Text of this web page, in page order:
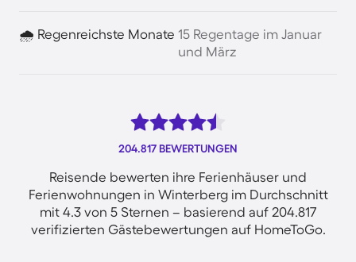
🌧️ Regenreichste Monate 15 Regentage im Januar
und März
204.817 BEWERTUNGEN
Reisende bewerten ihre Ferienhäuser und
Ferienwohnungen in Winterberg im Durchschnitt
mit 4.3 von 5 Sternen – basierend auf 204.817
verifizierten Gästebewertungen auf HomeToGo.